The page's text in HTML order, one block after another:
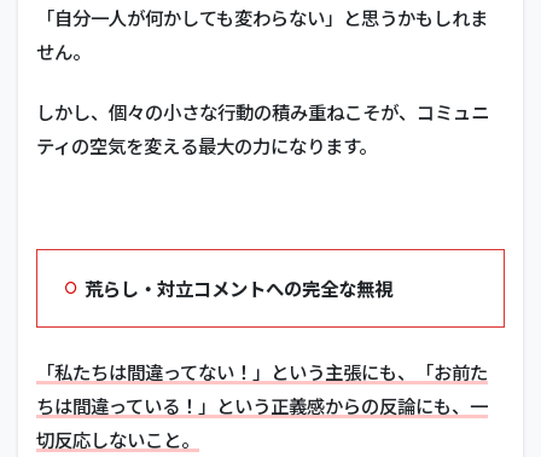
「自分一人が何かしても変わらない」と思うかもしれま
せん。
しかし、個々の小さな行動の積み重ねこそが、コミュニ
ティの空気を変える最大の力になります。
荒らし・対立コメントへの完全な無視
「私たちは間違ってない！」という主張にも、「お前た
ちは間違っている！」という正義感からの反論にも、一
切反応しないこと。